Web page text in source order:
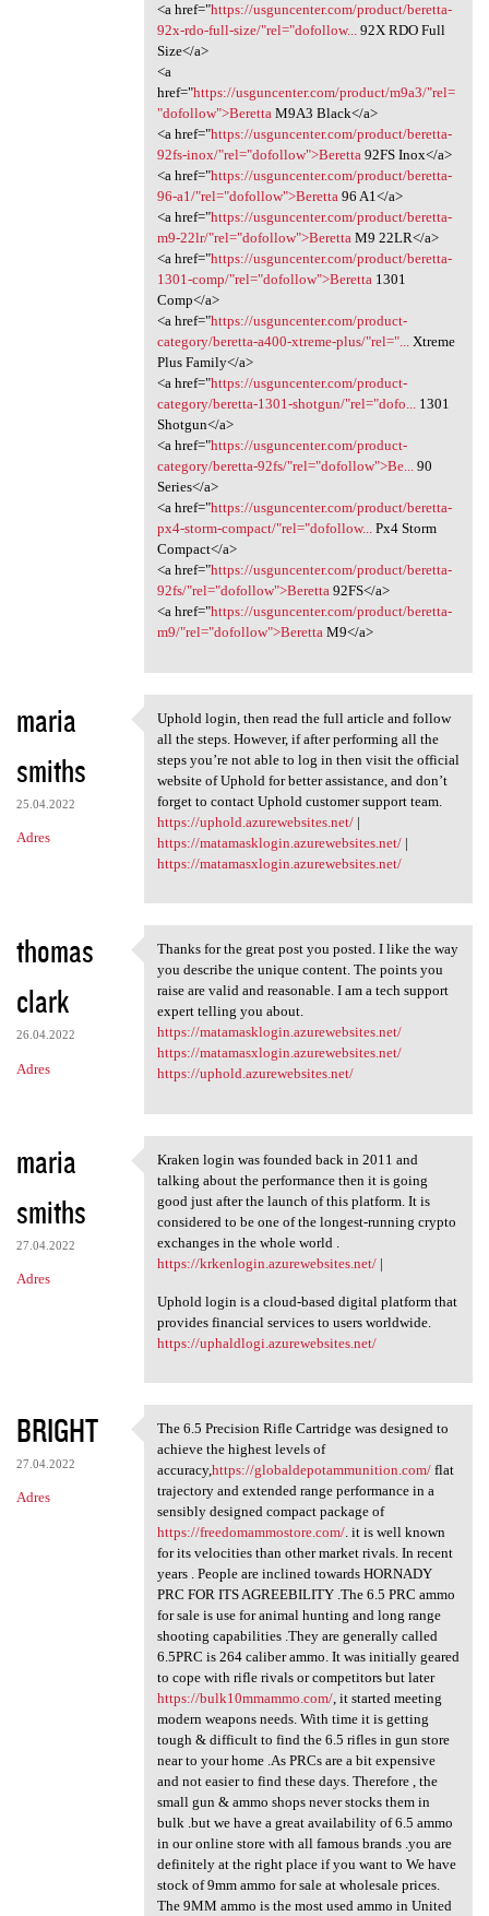
<a href="https://usguncenter.com/product/beretta-
92x-rdo-full-size/"rel="dofollow...92X RDO Full
Size</a>
<a
href="https://usguncenter.com/product/m9a3/"rel=
"dofollow">BerettaM9A3 Black</a>
<a href="https://usguncenter.com/product/beretta-
92fs-inox/"rel="dofollow">Beretta92FS Inox</a>
<a href="https://usguncenter.com/product/beretta-
96-a1/"rel="dofollow">Beretta96 A1</a>
<a href="https://usguncenter.com/product/beretta-
m9-22lr/"rel="dofollow">BerettaM9 22LR</a>
<a href="https://usguncenter.com/product/beretta-
1301-comp/"rel="dofollow">Beretta1301
Comp</a>
<a href="https://usguncenter.com/product-
category/beretta-a400-xtreme-plus/"rel="...Xtreme
Plus Family</a>
<a href="https://usguncenter.com/product-
category/beretta-1301-shotgun/"rel="dofo...1301
Shotgun</a>
<a href="https://usguncenter.com/product-
category/beretta-92fs/"rel="dofollow">Be...90
Series</a>
<a href="https://usguncenter.com/product/beretta-
px4-storm-compact/"rel="dofollow...Px4 Storm
Compact</a>
<a href="https://usguncenter.com/product/beretta-
92fs/"rel="dofollow">Beretta92FS</a>
<a href="https://usguncenter.com/product/beretta-
m9/"rel="dofollow">BerettaM9</a>
maria
smiths
25.04.2022
Adres
Uphold login, then read the
Uphold login, then read the full article and follow
all the steps. However, if after performing all the
steps you’re not able to log in then visit the official
website of Uphold for better assistance, and don’t
forget to contact Uphold customer support team.
https://uphold.azurewebsites.net/|
https://matamasklogin.azurewebsites.net/|
https://matamasxlogin.azurewebsites.net/
thomas
clark
26.04.2022
Adres
Thanks for the great post you
Thanks for the great post you posted. I like the way
you describe the unique content. The points you
raise are valid and reasonable. I am a tech support
expert telling you about.
https://matamasklogin.azurewebsites.net/
https://matamasxlogin.azurewebsites.net/
https://uphold.azurewebsites.net/
maria
smiths
27.04.2022
Adres
Kraken login was founded back
Kraken login was founded back in 2011 and
talking about the performance then it is going
good just after the launch of this platform. It is
considered to be one of the longest-running crypto
exchanges in the whole world .
https://krkenlogin.azurewebsites.net/|
Uphold login is a cloud-based digital platform that
provides financial services to users worldwide.
https://uphaldlogi.azurewebsites.net/
BRIGHT
27.04.2022
Adres
The 6.5 Precision Rifle
The 6.5 Precision Rifle Cartridge was designed to
achieve the highest levels of
accuracy,https://globaldepotammunition.com/flat
trajectory and extended range performance in a
sensibly designed compact package of
https://freedomammostore.com/. it is well known
for its velocities than other market rivals. In recent
years . People are inclined towards HORNADY
PRC FOR ITS AGREEBILITY .The 6.5 PRC ammo
for sale is use for animal hunting and long range
shooting capabilities .They are generally called
6.5PRC is 264 caliber ammo. It was initially geared
to cope with rifle rivals or competitors but later
https://bulk10mmammo.com/, it started meeting
modern weapons needs. With time it is getting
tough & difficult to find the 6.5 rifles in gun store
near to your home .As PRCs are a bit expensive
and not easier to find these days. Therefore , the
small gun & ammo shops never stocks them in
bulk .but we have a great availability of 6.5 ammo
in our online store with all famous brands .you are
definitely at the right place if you want to We have
stock of 9mm ammo for sale at wholesale prices.
The 9MM ammo is the most used ammo in United